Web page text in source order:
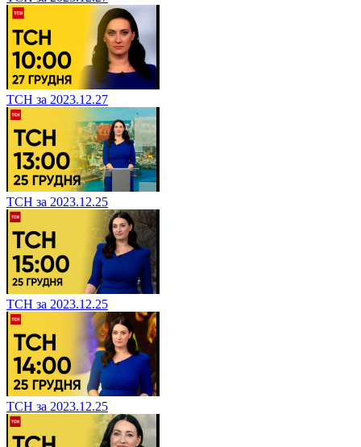
ТСН за 2023.12.27
ТСН за 2023.12.25
ТСН за 2023.12.25
ТСН за 2023.12.25